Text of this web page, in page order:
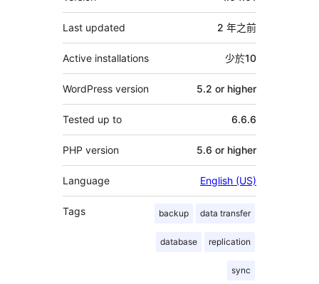
它
Last updated 2 年之前
Active installations 少於10
WordPress version 5.2 or higher
Tested up to 6.6.6
PHP version 5.6 or higher
Language English (US)
Tags backup data transfer
database replication
sync